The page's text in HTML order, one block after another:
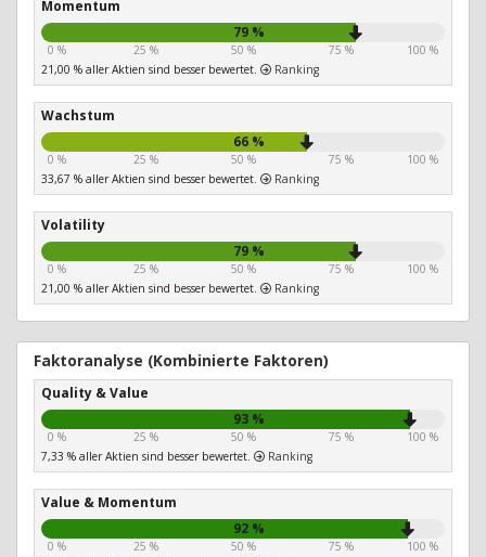
Momentum
79 %
0 % 25 % 50 % 75 %
100 %
21,00 % aller Aktien sind besser bewertet.
Ranking
Wachstum
66 %
0 % 25 % 50 % 75 %
100 %
33,67 % aller Aktien sind besser bewertet.
Ranking
Volatility
79 %
0 % 25 % 50 % 75 %
100 %
21,00 % aller Aktien sind besser bewertet.
Ranking
Faktoranalyse (Kombinierte Faktoren)
Quality & Value
93 %
0 % 25 % 50 % 75 %
100 %
7,33 % aller Aktien sind besser bewertet.
Ranking
Value & Momentum
92 %
0 % 25 % 50 % 75 %
100 %